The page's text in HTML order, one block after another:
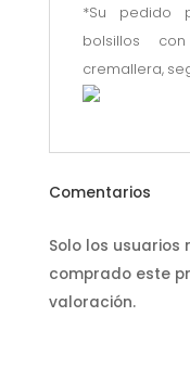
*Su pedido
bolsillos
cremallera,
Comentarios
Solo los
comprado este
valoración.